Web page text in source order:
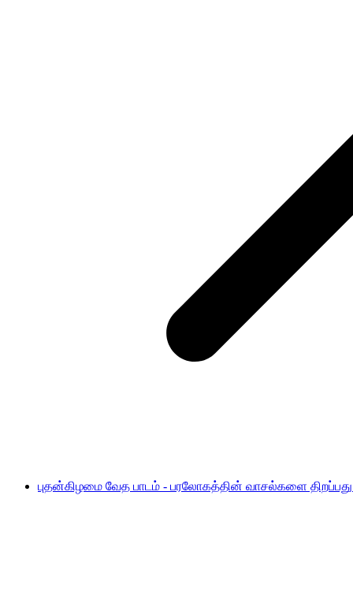
புதன்கிழமை வேத பாடம் - பரலோகத்தின் வாசல்களை திறப்பது